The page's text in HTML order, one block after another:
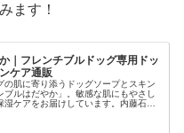
ます！
｜フレンチブルドッグ専用ドッ
ケア通販
の肌に寄り添うドッグソープとスキン
ルはだやか」。敏感な肌にもやさし
ケアをお届けしています。内藤石け